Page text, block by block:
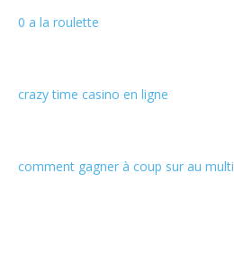
0 a la roulette
crazy time casino en ligne
comment gagner à coup sur au multi